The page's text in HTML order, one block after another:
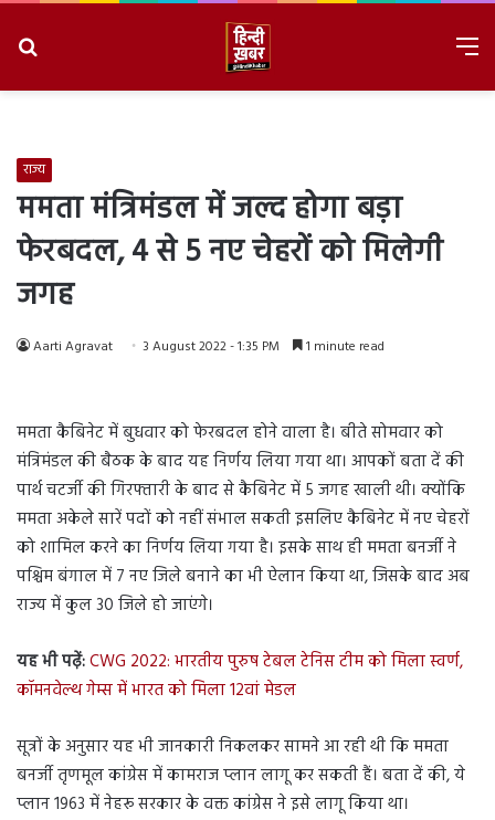
राज्य
ममता मंत्रिमंडल में जल्द होगा बड़ा
फेरबदल, 4 से 5 नए चेहरों को मिलेगी
जगह
Aarti Agravat 3 August 2022 - 1:35 PM 1 minute read
ममता कैबिनेट में बुधवार को फेरबदल होने वाला है। बीते सोमवार को
मंत्रिमंडल की बैठक के बाद यह निर्णय लिया गया था। आपकों बता दें की
पार्थ चटर्जी की गिरफ्तारी के बाद से कैबिनेट में 5 जगह खाली थी। क्योंकि
ममता अकेले सारें पदों को नहीं संभाल सकती इसलिए कैबिनेट में नए चेहरों
को शामिल करने का निर्णय लिया गया है। इसके साथ ही ममता बनर्जी ने
पश्चिम बंगाल में 7 नए जिले बनाने का भी ऐलान किया था, जिसके बाद अब
राज्य में कुल 30 जिले हो जाएंगे।
यह भी पढ़ें:CWG 2022: भारतीय पुरुष टेबल टेनिस टीम को मिला स्वर्ण,
कॉमनवेल्थ गेम्स में भारत को मिला 12वां मेडल
सूत्रों के अनुसार यह भी जानकारी निकलकर सामने आ रही थी कि ममता
बनर्जी तृणमूल कांग्रेस में कामराज प्लान लागू कर सकती हैं। बता दें की, ये
प्लान 1963 में नेहरू सरकार के वक्त कांग्रेस ने इसे लागू किया था।